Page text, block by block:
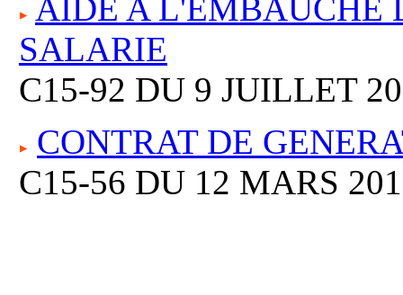
AIDE A L'EMBAUCHE
SALARIE
C15-92 DU 9 JUILLET
CONTRAT DE
C15-56 DU 12 MARS